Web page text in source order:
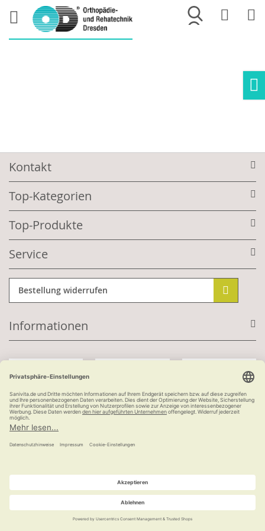
Merkliste
Kontakt
Top-Kategorien
Top-Produkte
Service
Bestellung widerrufen
Informationen
Kauf auf Rechnung
versandkostenfrei
© Ludwig Bertram GmbH | 2026